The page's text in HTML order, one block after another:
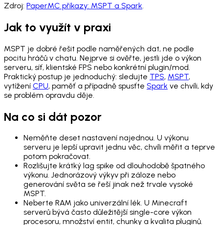
Zdroj: PaperMC příkazy: MSPT a Spark.
Jak to využít v praxi
MSPT je dobré řešit podle naměřených dat, ne podle
pocitu hráčů v chatu. Nejprve si ověřte, jestli jde o výkon
serveru, síť, klientské FPS nebo konkrétní plugin/mod.
Praktický postup je jednoduchý: sledujte TPS, MSPT,
vytížení CPU, paměť a případně spusťte Spark ve chvíli, kdy
se problém opravdu děje.
Na co si dát pozor
Neměňte deset nastavení najednou. U výkonu
serveru je lepší upravit jednu věc, chvíli měřit a teprve
potom pokračovat.
Rozlišujte krátký lag spike od dlouhodobě špatného
výkonu. Jednorázový výkyv při záloze nebo
generování světa se řeší jinak než trvale vysoké
MSPT.
Neberte RAM jako univerzální lék. U Minecraft
serverů bývá často důležitější single-core výkon
procesoru, množství entit, chunky a kvalita pluginů.